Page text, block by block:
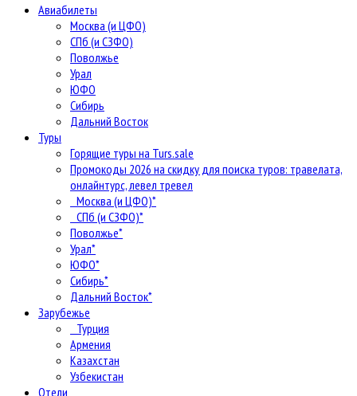
Авиабилеты
Москва (и ЦФО)
СПб (и СЗФО)
Поволжье
Урал
ЮФО
Сибирь
Дальний Восток
Туры
Горящие туры на Turs.sale
Промокоды 2026 на скидку для поиска туров: травелата,
онлайнтурс, левел тревел
Москва (и ЦФО)*
СПб (и СЗФО)*
Поволжье*
Урал*
ЮФО*
Сибирь*
Дальний Восток*
Зарубежье
Турция
Армения
Казахстан
Узбекистан
Отели